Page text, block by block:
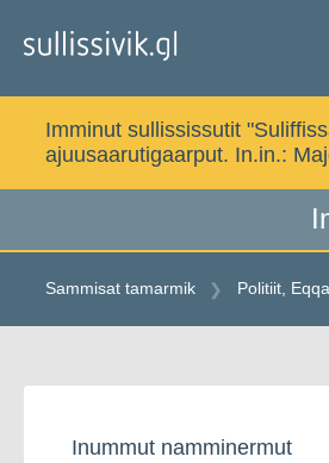
Imminut sullississutit
ajuusaarutigaarput. In.in.:
Sammisat tamarmik Politiit,
indholdetInummut namminermut